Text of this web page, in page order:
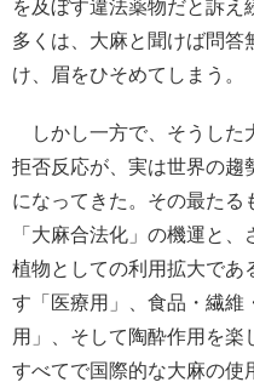
を及ぼす違法薬物だと訴
多くは、大麻と聞けば問答
け、眉をひそめてしまう。
しかし一方で、そうした
拒否反応が、実は世界の趨
になってきた。その最たる
「大麻合法化」の機運と
植物としての利用拡大であ
す「医療用」、食品・繊維
用」、そして陶酔作用を楽
すべてで国際的な大麻の使